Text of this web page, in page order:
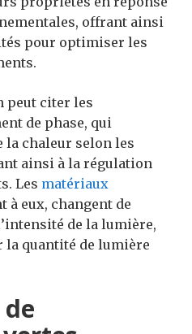
offrant ainsi
pour optimiser les
peut citer les
de phase, qui
la chaleur selon les
ainsi à la régulation
Les matériaux
à eux, changent de
de la lumière,
quantité de lumière